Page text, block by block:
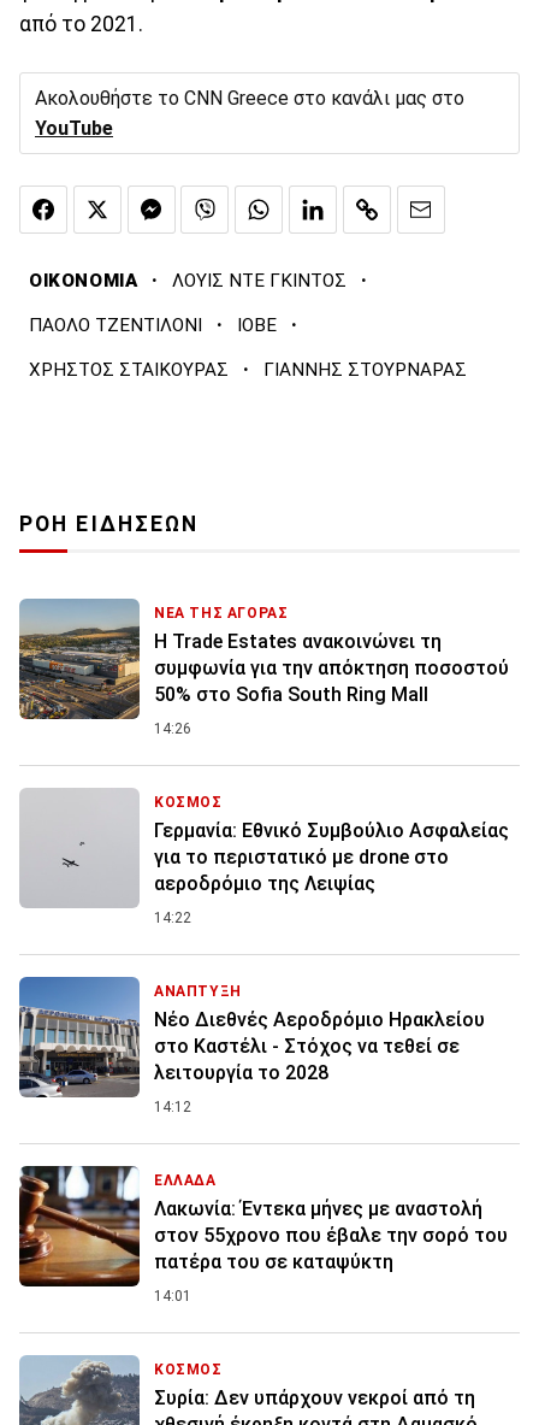
από το 2021.
Ακολουθήστε το CNN Greece στο κανάλι μας στο
YouTube
ΟΙΚΟΝΟΜΙΑ · ΛΟΥΙΣ ΝΤΕ ΓΚΙΝΤΟΣ ·
ΠΑΟΛΟ ΤΖΕΝΤΙΛΟΝΙ · ΙΟΒΕ ·
ΧΡΗΣΤΟΣ ΣΤΑΙΚΟΥΡΑΣ · ΓΙΑΝΝΗΣ ΣΤΟΥΡΝΑΡΑΣ
ΡΟΗ ΕΙΔΗΣΕΩΝ
ΝΕΑ ΤΗΣ ΑΓΟΡΑΣ
Η Trade Estates ανακοινώνει τη
συμφωνία για την απόκτηση ποσοστού
50% στο Sofia South Ring Mall
14:26
ΚΟΣΜΟΣ
Γερμανία: Εθνικό Συμβούλιο Ασφαλείας
για το περιστατικό με drone στο
αεροδρόμιο της Λειψίας
14:22
ΑΝΑΠΤΥΞΗ
Νέο Διεθνές Αεροδρόμιο Ηρακλείου
στο Καστέλι - Στόχος να τεθεί σε
λειτουργία το 2028
14:12
ΕΛΛΑΔΑ
Λακωνία: Έντεκα μήνες με αναστολή
στον 55χρονο που έβαλε την σορό του
πατέρα του σε καταψύκτη
14:01
ΚΟΣΜΟΣ
Συρία: Δεν υπάρχουν νεκροί από τη